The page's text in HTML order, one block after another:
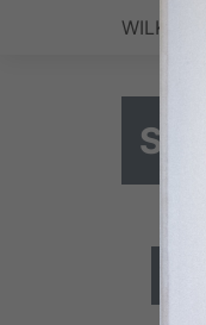
WILKEN